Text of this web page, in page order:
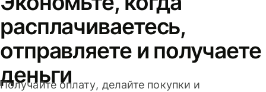
расплачиваетесь,
отправляете и получаете
деньги
Получайте оплату, делайте покупки и